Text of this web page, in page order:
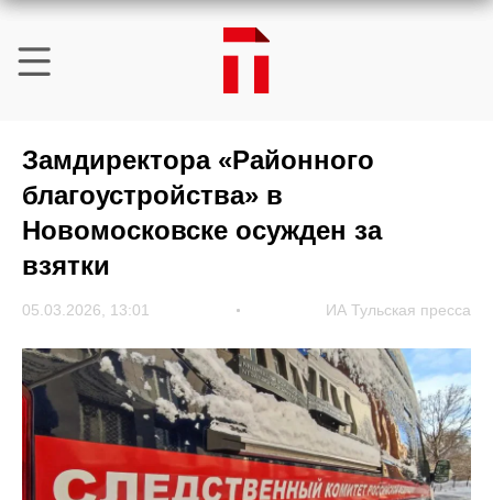
Замдиректора «Районного
благоустройства» в
Новомосковске осужден за
взятки
05.03.2026, 13:01 ИА Тульская пресса